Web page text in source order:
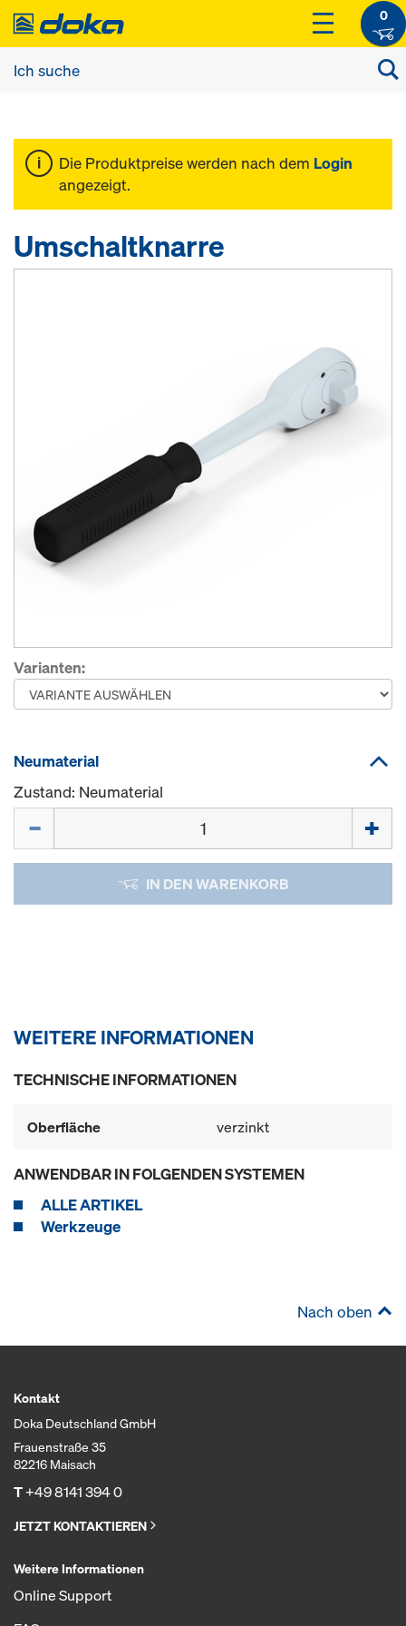
0
Die Produktpreise werden nach dem Login
angezeigt.
Umschaltknarre
Varianten:
Neumaterial
Zustand: Neumaterial
IN DEN WARENKORB
WEITERE INFORMATIONEN
TECHNISCHE INFORMATIONEN
Oberfläche verzinkt
ANWENDBAR IN FOLGENDEN SYSTEMEN
ALLE ARTIKEL
Werkzeuge
Nach oben
Kontakt
Doka Deutschland GmbH
Frauenstraße 35
82216 Maisach
T+49 8141 394 0
JETZT KONTAKTIEREN
Weitere Informationen
Online Support